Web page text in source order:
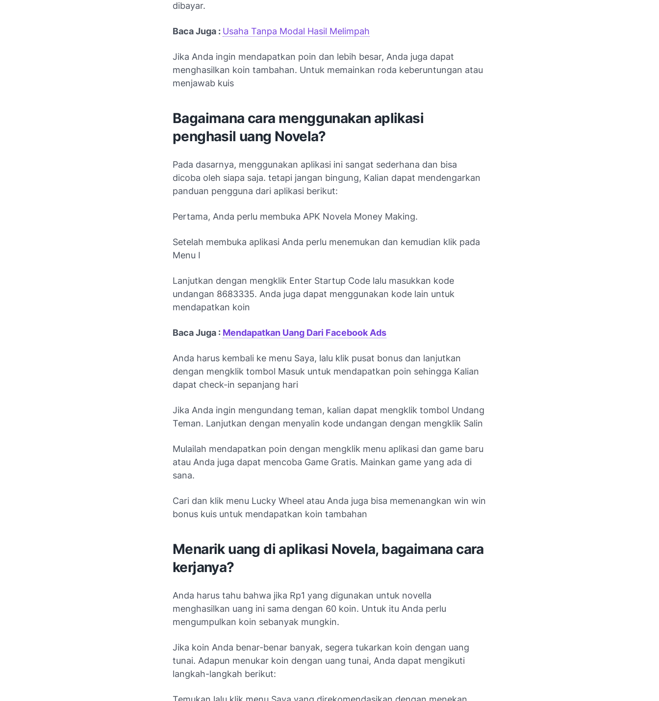
dibayar.
Baca Juga : Usaha Tanpa Modal Hasil Melimpah
Jika Anda ingin mendapatkan poin dan lebih besar, Anda juga dapat
menghasilkan koin tambahan. Untuk memainkan roda keberuntungan atau
menjawab kuis
Bagaimana cara menggunakan aplikasi
penghasil uang Novela?
Pada dasarnya, menggunakan aplikasi ini sangat sederhana dan bisa
dicoba oleh siapa saja. tetapi jangan bingung, Kalian dapat mendengarkan
panduan pengguna dari aplikasi berikut:
Pertama, Anda perlu membuka APK Novela Money Making.
Setelah membuka aplikasi Anda perlu menemukan dan kemudian klik pada
Menu I
Lanjutkan dengan mengklik Enter Startup Code lalu masukkan kode
undangan 8683335. Anda juga dapat menggunakan kode lain untuk
mendapatkan koin
Baca Juga : Mendapatkan Uang Dari Facebook Ads
Anda harus kembali ke menu Saya, lalu klik pusat bonus dan lanjutkan
dengan mengklik tombol Masuk untuk mendapatkan poin sehingga Kalian
dapat check-in sepanjang hari
Jika Anda ingin mengundang teman, kalian dapat mengklik tombol Undang
Teman. Lanjutkan dengan menyalin kode undangan dengan mengklik Salin
Mulailah mendapatkan poin dengan mengklik menu aplikasi dan game baru
atau Anda juga dapat mencoba Game Gratis. Mainkan game yang ada di
sana.
Cari dan klik menu Lucky Wheel atau Anda juga bisa memenangkan win win
bonus kuis untuk mendapatkan koin tambahan
Menarik uang di aplikasi Novela, bagaimana cara
kerjanya?
Anda harus tahu bahwa jika Rp1 yang digunakan untuk novella
menghasilkan uang ini sama dengan 60 koin. Untuk itu Anda perlu
mengumpulkan koin sebanyak mungkin.
Jika koin Anda benar-benar banyak, segera tukarkan koin dengan uang
tunai. Adapun menukar koin dengan uang tunai, Anda dapat mengikuti
langkah-langkah berikut: